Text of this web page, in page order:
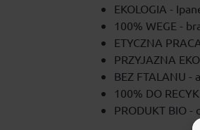
EKOLOGIA -
100% WEGE -
ETYCZNA
PRZYJAZNA
BEZ FTALANU -
100% DO
PRODUKT BIO -